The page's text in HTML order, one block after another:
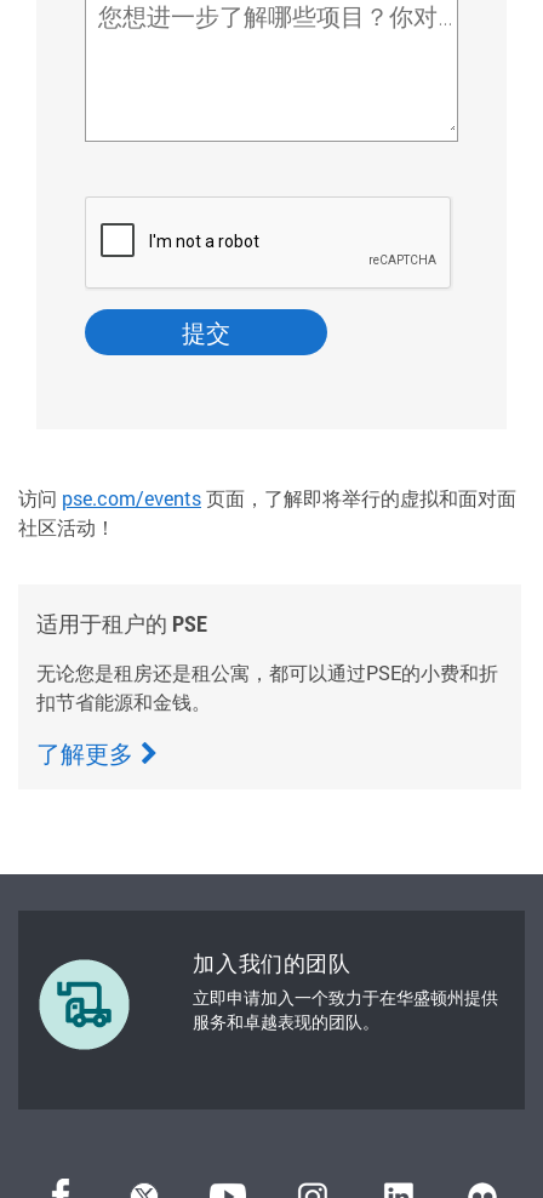
您想进一步了解哪些项目？你对活动有什么疑问？
访问 pse.com/events页面，了解即将举行的虚拟和面对面
社区活动！
适用于租户的 PSE
无论您是租房还是租公寓，都可以通过PSE的小费和折
扣节省能源和金钱。
了解更多
加入我们的团队
立即申请加入一个致力于在华盛顿州提供
服务和卓越表现的团队。